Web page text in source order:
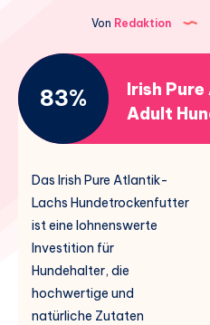
Von Redaktion
83%
Irish
Adult
Das Irish Pure Atlantik-
Lachs Hundetrockenfutter
ist eine lohnenswerte
Investition für
Hundehalter, die
hochwertige und
natürliche Zutaten